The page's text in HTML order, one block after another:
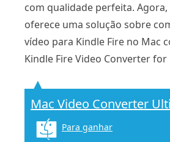
com qualidade perfeita.
oferece uma solução sobre
vídeo para Kindle Fire no Mac
Kindle Fire Video Converter for
Mac Video Converter
Para ganhar